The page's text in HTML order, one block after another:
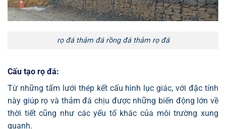
rọ đá thảm đá rồng đá thảm rọ đá
Cấu tạo rọ đá:
Từ những tấm lưới thép kết cấu hình lục giác, với đặc tính
này giúp rọ và thảm đá chịu được những biến động lớn về
thời tiết cũng như các yếu tố khác của môi trường xung
quanh.